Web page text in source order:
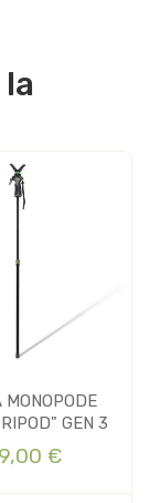
MONOPODE
GEN 3
€